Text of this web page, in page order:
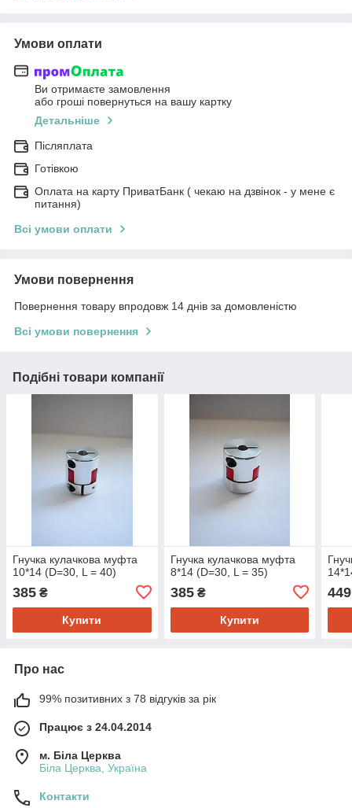
Умови оплати
Ви отримаєте замовлення
або гроші повернуться на вашу картку
Детальніше
Післяплата
Готівкою
Оплата на карту ПриватБанк ( чекаю на дзвінок - у мене є
питання)
Всі умови оплати
Умови повернення
Повернення товару впродовж 14 днів за домовленістю
Всі умови повернення
Подібні товари компанії
Гнучка кулачкова муфта
10*14 (D=30, L = 40)
385 ₴
Купити
Гнучка кулачкова муфта
8*14 (D=30, L = 35)
385₴
Купити
449
Про нас
99% позитивних з 78 відгуків за рік
Працює з 24.04.2014
м. Біла Церква
Біла Церква, Україна
Контакти